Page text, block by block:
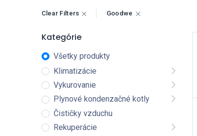
Clear Filters Goodwe
Kategórie
Všetky produkty
Klimatizácie
Vykurovanie
Plynové kondenzačné kotly
Čističky vzduchu
Rekuperácie